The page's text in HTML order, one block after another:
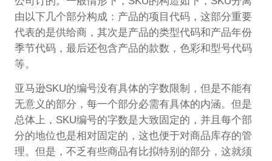
由以下几个部分构成：产品的项目代码，这部分重要
代表的是供给商，其次是产品的类型代码和产品年份
季节代码，最后还包含产品的款数，色彩和型号代码
等。
亚马逊SKU的编号没有具体的字数限制，但是不能有
无意义的部分，每一个部分必需有具体的内涵。但是
总体上，SKU编号的字数是大致固定的，并且每个部
分的地位也是相对固定的，这也便于对商品库存的管
理。但是，不乏有些商品有比拟特别的部分，这就须